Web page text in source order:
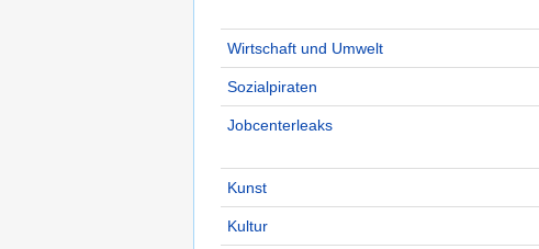
Wirtschaft und Umwelt
Sozialpiraten
Jobcenterleaks
Kunst
Kultur